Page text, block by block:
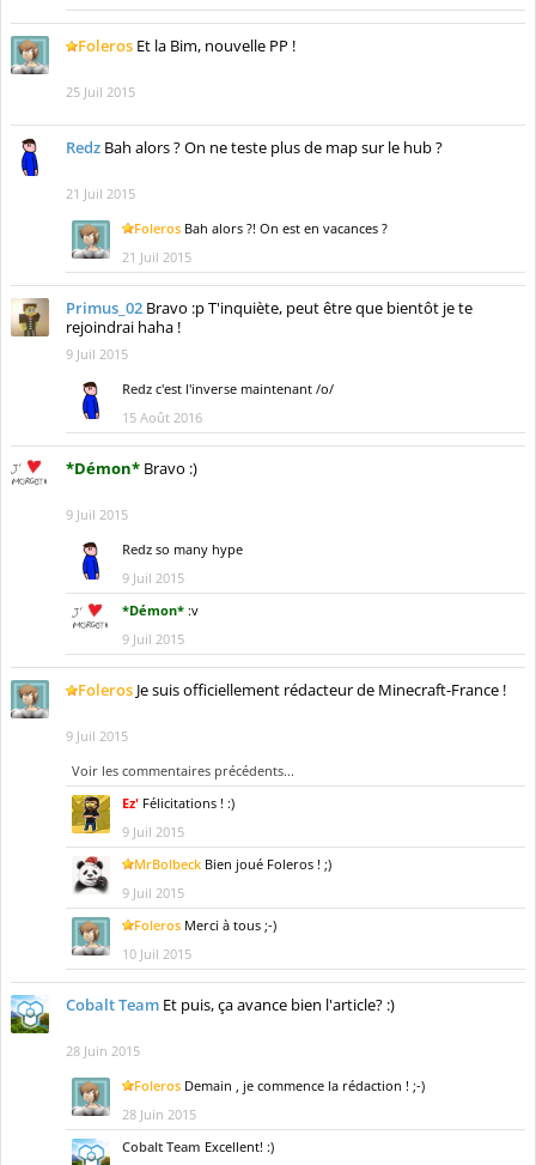
Foleros Et la Bim, nouvelle PP !
25 Juil 2015
Redz Bah alors ? On ne teste plus de map sur le hub ?
21 Juil 2015
Foleros Bah alors ?! On est en vacances ?
21 Juil 2015
Primus_02 Bravo :p T'inquiète, peut être que bientôt je te
rejoindrai haha !
9 Juil 2015
Redz c'est l'inverse maintenant /o/
15 Août 2016
*Démon* Bravo :)
9 Juil 2015
Redz so many hype
9 Juil 2015
*Démon* :v
9 Juil 2015
Foleros Je suis officiellement rédacteur de Minecraft-France !
9 Juil 2015
Voir les commentaires précédents...
Ez' Félicitations ! :)
9 Juil 2015
MrBolbeck Bien joué Foleros ! ;)
9 Juil 2015
Foleros Merci à tous ;-)
10 Juil 2015
Cobalt Team Et puis, ça avance bien l'article? :)
28 Juin 2015
Foleros Demain , je commence la rédaction ! ;-)
28 Juin 2015
Cobalt Team Excellent! :)